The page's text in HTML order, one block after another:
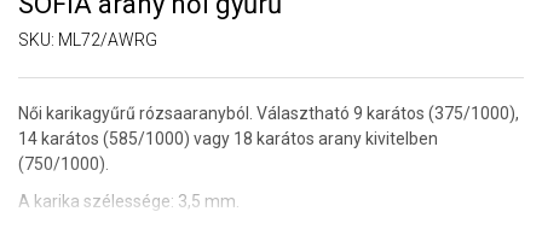
SKU: ML72/AWRG
Női karikagyűrű rózsaaranyból. Választható 9 karátos (375/1000),
14 karátos (585/1000) vagy 18 karátos arany kivitelben
(750/1000).
A karika szélessége: 3,5 mm.